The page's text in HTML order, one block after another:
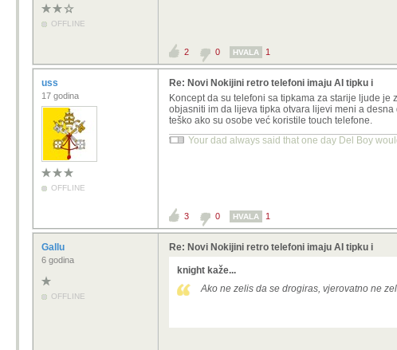
OFFLINE
2 0 HVALA 1
uss
17 godina
OFFLINE
Re: Novi Nokijini retro telefoni imaju AI tipku i
Koncept da su telefoni sa tipkama za starije ljude
objasniti im da lijeva tipka otvara lijevi meni a
teško ako su osobe već koristile touch telefone.
Your dad always said that one day Del Boy
3 0 HVALA 1
Gallu
6 godina
OFFLINE
Re: Novi Nokijini retro telefoni imaju AI tipku i
knight kaže...
Ako ne zelis da se drogiras, vjerovatno ne